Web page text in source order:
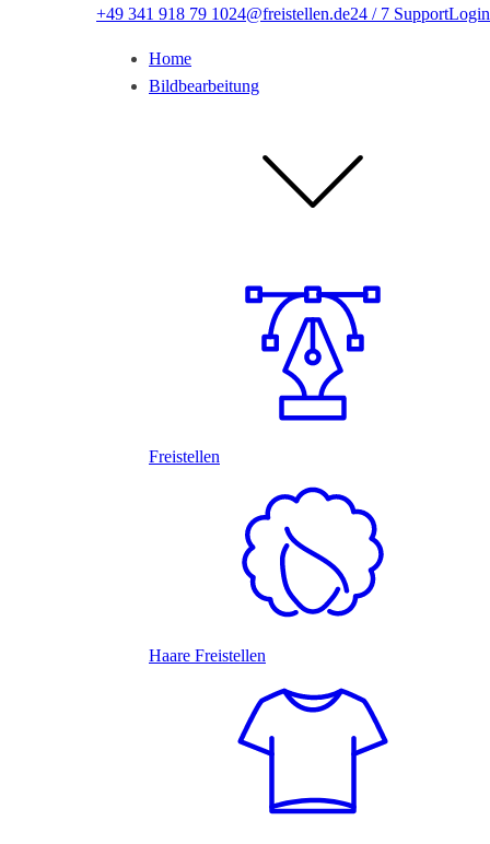
+49 341 918 79 1024@freistellen.de24 / 7 SupportLogin
Home
Bildbearbeitung
Freistellen
Haare Freistellen